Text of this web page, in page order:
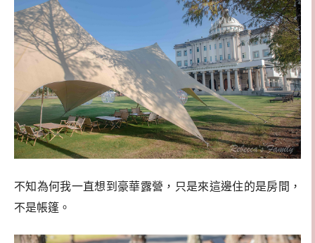
不知為何我一直想到豪華露營，只是來這邊住的是房間，
不是帳篷。